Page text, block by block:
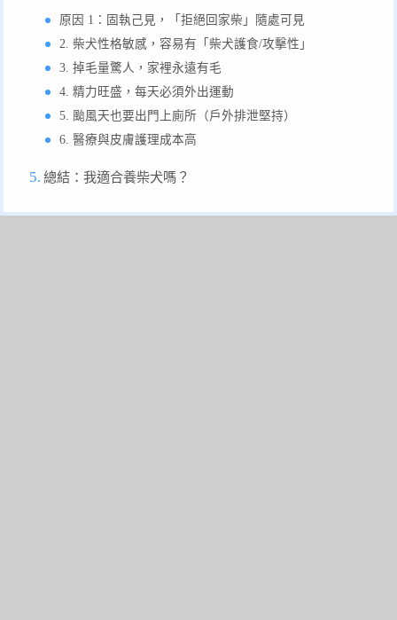
原因 1：固執己見，「拒絕回家柴」隨處可見
2. 柴犬性格敏感，容易有「柴犬護食/攻擊性」
3. 掉毛量驚人，家裡永遠有毛
4. 精力旺盛，每天必須外出運動
5. 颱風天也要出門上廁所（戶外排泄堅持）
6. 醫療與皮膚護理成本高
總結：我適合養柴犬嗎？